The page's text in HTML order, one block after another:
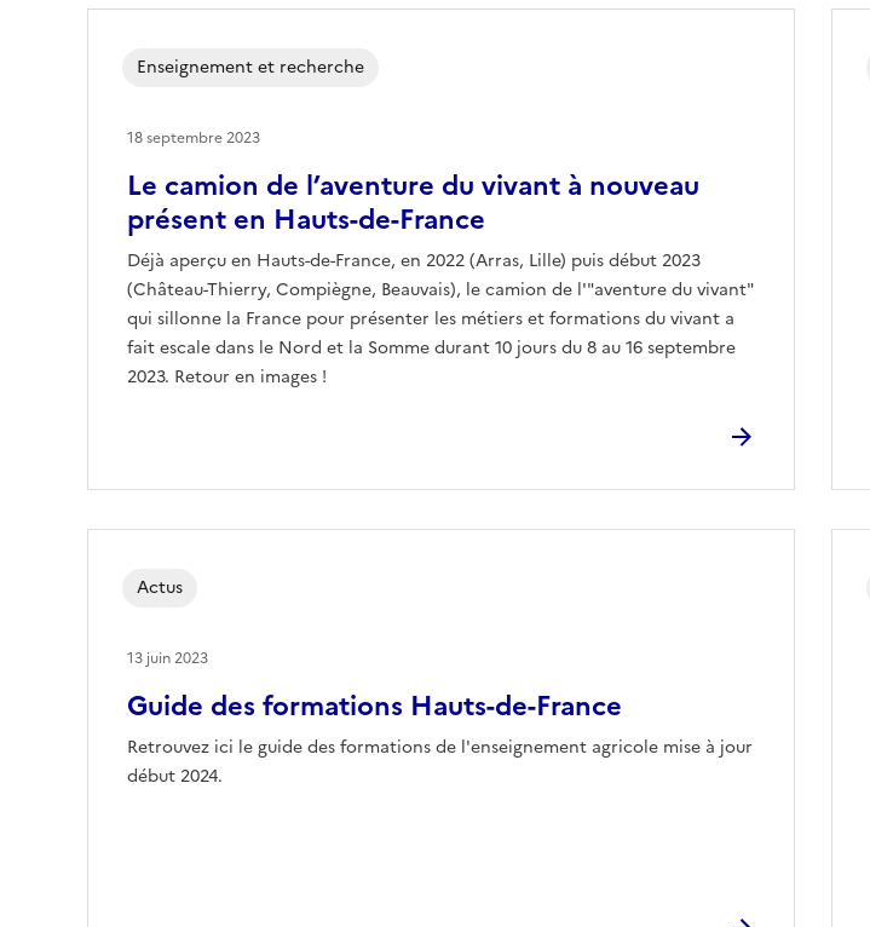
Le camion de l’aventure du vivant à nouveau
présent en Hauts-de-France
Déjà aperçu en Hauts-de-France, en 2022 (Arras, Lille) puis début 2023
(Château-Thierry, Compiègne, Beauvais), le camion de l'"aventure du vivant"
qui sillonne la France pour présenter les métiers et formations du vivant a
fait escale dans le Nord et la Somme durant 10 jours du 8 au 16 septembre
2023. Retour en images !
Enseignement et recherche
18 septembre 2023
Guide des formations Hauts-de-France
Retrouvez ici le guide des formations de l'enseignement agricole mise à jour
début 2024.
Actus
13 juin 2023